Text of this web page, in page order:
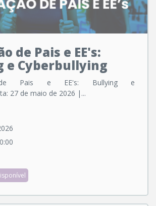
de Pais e EE's:
e Cyberbullying
de Pais e EE's: Bullying e
27 de maio de 2026 |...